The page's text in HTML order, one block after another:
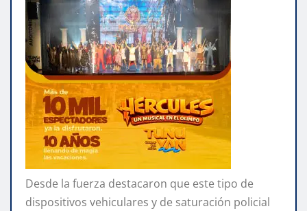
Desde la fuerza destacaron que este tipo de
dispositivos vehiculares y de saturación policial